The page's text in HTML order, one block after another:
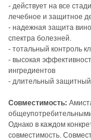
- действует на все
лечебное и защитное
- надежная защита
спектра болезней.
- тотальный контроль
- высокая
ингредиентов
- длительный
Совместимость:
Однако в каждом
совместимость.